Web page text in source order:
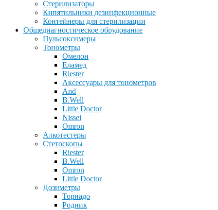
Стерилизаторы
Кипятильники дезинфекционные
Контейнеры для стерилизации
Общедиагностическое обрудование
Пульсоксимеры
Тонометры
Омелон
Еламед
Riester
Аксессуары для тонометров
And
B.Well
Little Doctor
Nissei
Omron
Алкотестеры
Стетоскопы
Riester
B.Well
Omron
Little Doctor
Дозиметры
Торнадо
Родник